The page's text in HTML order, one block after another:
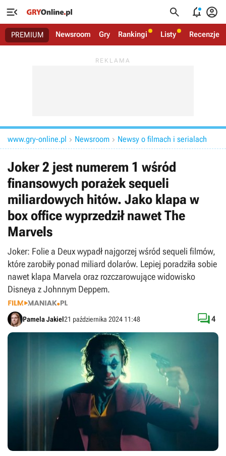
   
PREMIUM Newsroom Gry Rankingi Listy Recenzje
www.gry-online.pl  Newsroom  Newsy o filmach i serialach
Joker 2 jest numerem 1 wśród
finansowych porażek sequeli
miliardowych hitów. Jako klapa w
box office wyprzedził nawet The
Marvels
Joker: Folie a Deux wypadł najgorzej wśród sequeli filmów,
które zarobiły ponad miliard dolarów. Lepiej poradziła sobie
nawet klapa Marvela oraz rozczarowujące widowisko
Disneya z Johnnym Deppem.
Pamela Jakiel21 października 2024 11:48 4